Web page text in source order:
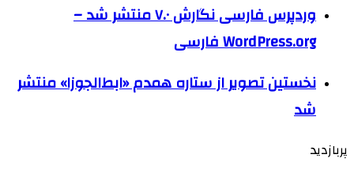
وردپرس فارسی نگارش ۷.۰ منتشر شد –
WordPress.org فارسی
نخستین تصویر از ستاره همدم «ابط‌الجوزا» منتشر
شد
پربازدید